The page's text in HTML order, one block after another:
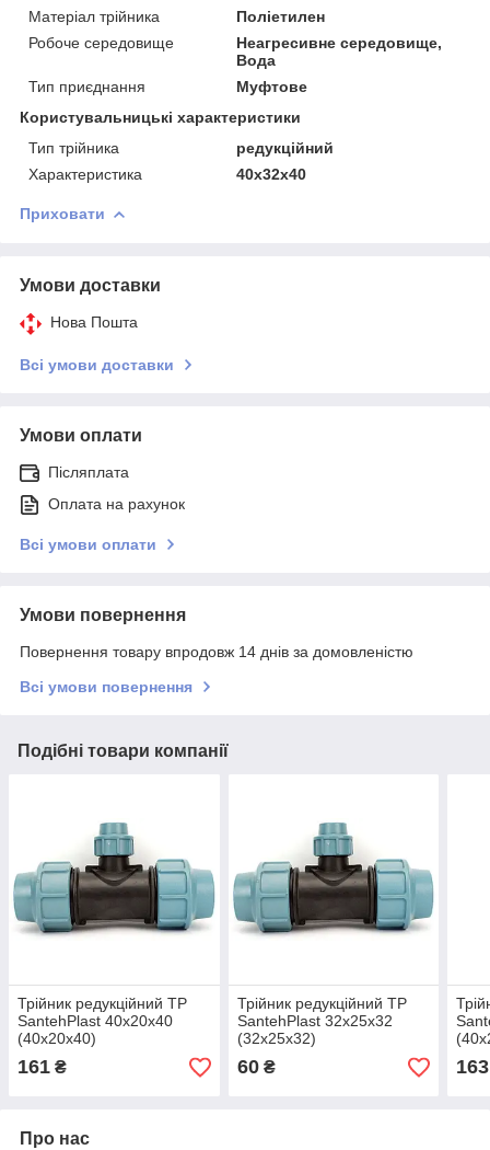
Матеріал трійника
Поліетилен
Робоче середовище
Неагресивне середовище,
Вода
Тип приєднання
Муфтове
Користувальницькі характеристики
Тип трійника
редукційний
Характеристика
40х32х40
Приховати
Умови доставки
Нова Пошта
Всі умови доставки
Умови оплати
Післяплата
Оплата на рахунок
Всі умови оплати
Умови повернення
Повернення товару впродовж 14 днів за домовленістю
Всі умови повернення
Подібні товари компанії
Трійник редукційний ТР
SantehPlast 40х20х40
(40х20х40)
161 ₴
Трійник редукційний ТР
SantehPlast 32х25х32
(32х25х32)
60₴ 163
Про нас